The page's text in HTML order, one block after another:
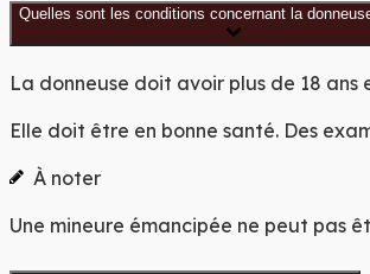
Quelles sont les conditions concernant la
La donneuse doit avoir plus de 18 ans
Elle doit être en bonne santé. Des
À noter
Une mineure émancipée ne peut pas